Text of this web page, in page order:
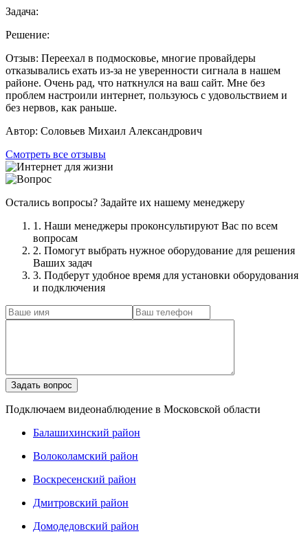
Задача:
Решение:
Отзыв: Переехал в подмосковье, многие провайдеры
отказывались ехать из-за не уверенности сигнала в нашем
районе. Очень рад, что наткнулся на ваш сайт. Мне без
проблем настроили интернет, пользуюсь с удовольствием и
без нервов, как раньше.
Автор: Соловьев Михаил Александрович
Смотреть все отзывы
Остались вопросы? Задайте их нашему менеджеру
1. Наши менеджеры проконсультируют Вас по всем
вопросам
2. Помогут выбрать нужное оборудование для решения
Ваших задач
3. Подберут удобное время для установки оборудования
и подключения
Подключаем видеонаблюдение в Московской области
Балашихинский район
Волоколамский район
Воскресенский район
Дмитровский район
Домодедовский район